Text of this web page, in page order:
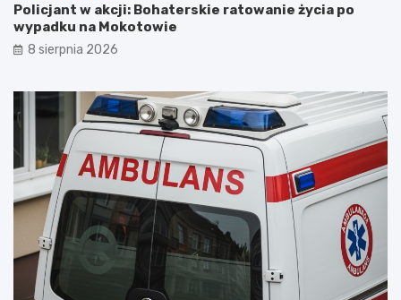
Policjant w akcji: Bohaterskie ratowanie życia po
wypadku na Mokotowie
8 sierpnia 2026